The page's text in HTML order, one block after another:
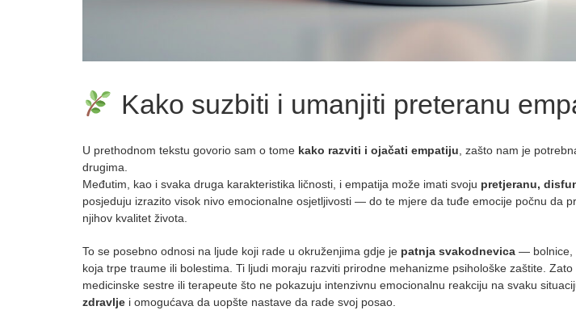
Kako suzbiti i umanjiti preteranu
U prethodnom tekstu govorio sam o tome kako razviti i ojačati empatiju, zašto nam je
drugima.
Međutim, kao i svaka druga karakteristika ličnosti, i empatija može imati svoju pretjeranu,
posjeduju izrazito visok nivo emocionalne osjetljivosti — do te mjere da tuđe emocije počnu da
njihov kvalitet života.
To se posebno odnosi na ljude koji rade u okruženjima gdje je patnja svakodnevica — bolnice,
koja trpe traume ili bolestima. Ti ljudi moraju razviti prirodne mehanizme psihološke zaštite.
medicinske sestre ili terapeute što ne pokazuju intenzivnu emocionalnu reakciju na svaku
zdravlje i omogućava da uopšte nastave da rade svoj posao.